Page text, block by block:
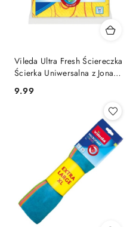
Vileda Ultra Fresh Ściereczka
Ścierka Uniwersalna z Jonami
Cena:
9.99